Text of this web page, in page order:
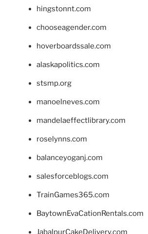
hingstonnt.com
chooseagender.com
hoverboardssale.com
alaskapolitics.com
stsmp.org
manoelneves.com
mandelaeffectlibrary.com
roselynns.com
balanceyoganj.com
salesforceblogs.com
TrainGames365.com
BaytownEvaCationRentals.com
JabalpurCakeDelivery.com